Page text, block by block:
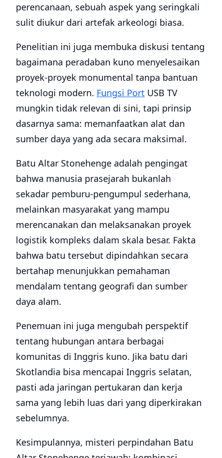
perencanaan, sebuah aspek yang seringkali
sulit diukur dari artefak arkeologi biasa.
Penelitian ini juga membuka diskusi tentang
bagaimana peradaban kuno menyelesaikan
proyek-proyek monumental tanpa bantuan
teknologi modern. Fungsi Port USB TV
mungkin tidak relevan di sini, tapi prinsip
dasarnya sama: memanfaatkan alat dan
sumber daya yang ada secara maksimal.
Batu Altar Stonehenge adalah pengingat
bahwa manusia prasejarah bukanlah
sekadar pemburu-pengumpul sederhana,
melainkan masyarakat yang mampu
merencanakan dan melaksanakan proyek
logistik kompleks dalam skala besar. Fakta
bahwa batu tersebut dipindahkan secara
bertahap menunjukkan pemahaman
mendalam tentang geografi dan sumber
daya alam.
Penemuan ini juga mengubah perspektif
tentang hubungan antara berbagai
komunitas di Inggris kuno. Jika batu dari
Skotlandia bisa mencapai Inggris selatan,
pasti ada jaringan pertukaran dan kerja
sama yang lebih luas dari yang diperkirakan
sebelumnya.
Kesimpulannya, misteri perpindahan Batu